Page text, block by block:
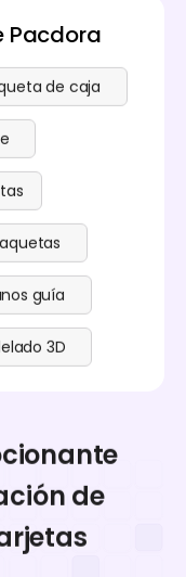
Pacdora
de caja
guía
3D
de